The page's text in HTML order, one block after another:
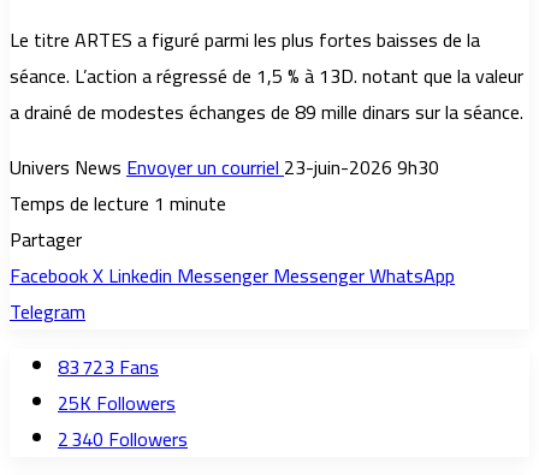
Le titre ARTES a figuré parmi les plus fortes baisses de la
séance. L’action a régressé de 1,5 % à 13D. notant que la valeur
a drainé de modestes échanges de 89 mille dinars sur la séance.
Univers NewsEnvoyer un courriel23-juin-2026 9h30
Temps de lecture 1 minute
Partager
FacebookXLinkedinMessengerMessengerWhatsApp
Telegram
83 723Fans
25KFollowers
2 340Followers